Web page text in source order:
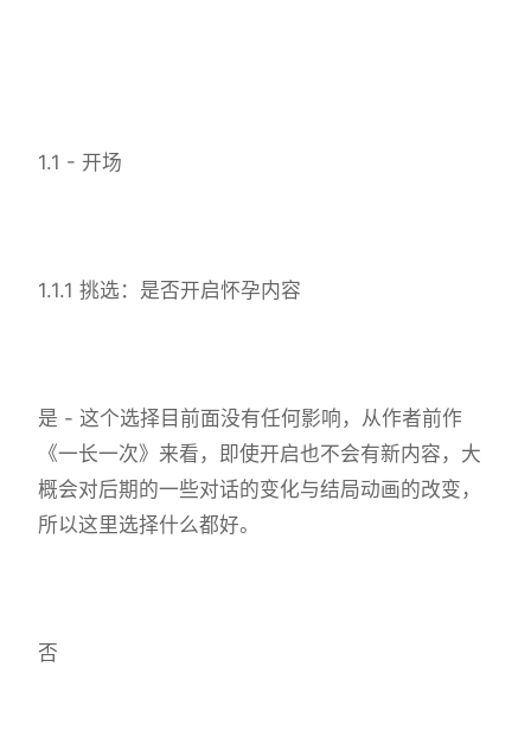
1.1 - 开场
1.1.1 挑选：是否开启怀孕内容
是 - 这个选择目前面没有任何影响，从作者前作
《一长一次》来看，即使开启也不会有新内容，大
概会对后期的一些对话的变化与结局动画的改变，
所以这里选择什么都好。
否